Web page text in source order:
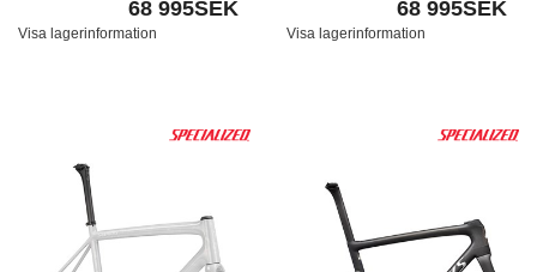
Nyhet
68 995SEK
Visa lagerinformation
68 995SEK
Visa lagerinformation